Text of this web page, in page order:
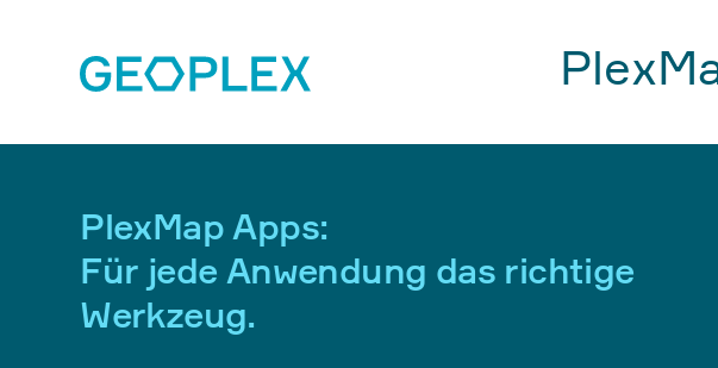
PlexMap Apps:
Für jede Anwendung das richtige
Werkzeug.